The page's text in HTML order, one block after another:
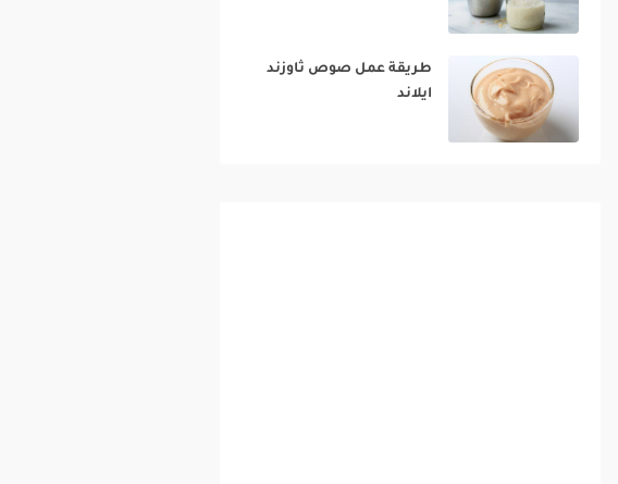
طريقة عمل صوص ثاوزند
ايلاند‎